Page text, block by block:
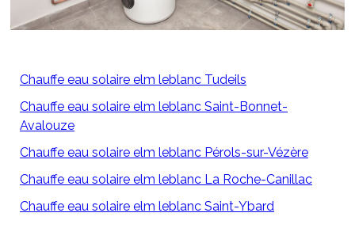
Chauffe eau solaire elm leblanc Tudeils
Chauffe eau solaire elm leblanc Saint-Bonnet-
Avalouze
Chauffe eau solaire elm leblanc Pérols-sur-Vézère
Chauffe eau solaire elm leblanc La Roche-Canillac
Chauffe eau solaire elm leblanc Saint-Ybard